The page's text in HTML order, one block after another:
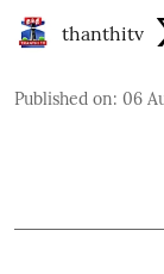
thanthitv
Published on: 06